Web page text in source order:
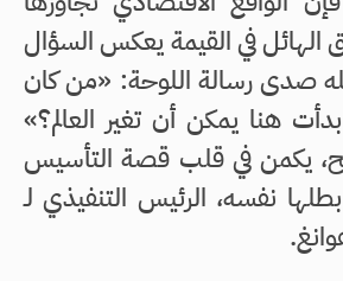
الهائل في القيمة يعكس السؤال
صدى رسالة اللوحة: «من كان
هنا يمكن أن تغير العالم؟»
يكمن في قلب قصة التأسيس
نفسه، الرئيس التنفيذي لـ